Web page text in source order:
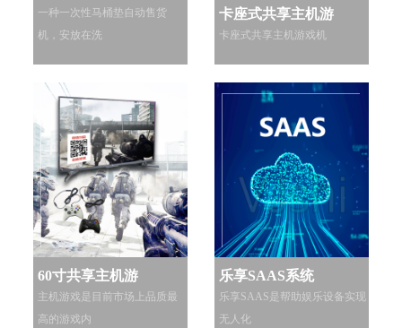
一种一次性马桶垫自动售货
机，安放在洗
卡座式共享主机游
卡座式共享主机游戏机
60寸共享主机游
主机游戏是目前市场上品质最
高的游戏内
乐享SAAS系统
乐享SAAS是帮助娱乐设备实现
无人化